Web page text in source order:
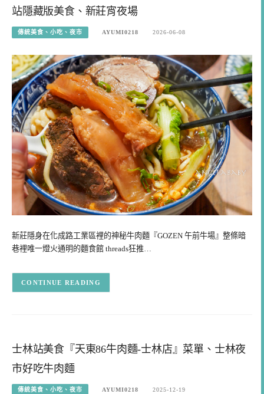
站隱藏版美食、新莊宵夜場
傳統美食、小吃、夜市 AYUMI0218 2026-06-08
新莊隱身在化成路工業區裡的神秘牛肉麵『GOZEN 午前牛場』整條暗
巷裡唯一燈火通明的麵食館 threads狂推…
CONTINUE READING
士林站美食『天東86牛肉麵-士林店』菜單、士林夜
市好吃牛肉麵
傳統美食、小吃、夜市 AYUMI0218 2025-12-19